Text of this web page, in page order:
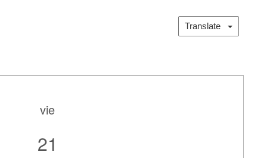
Translate
vie
21